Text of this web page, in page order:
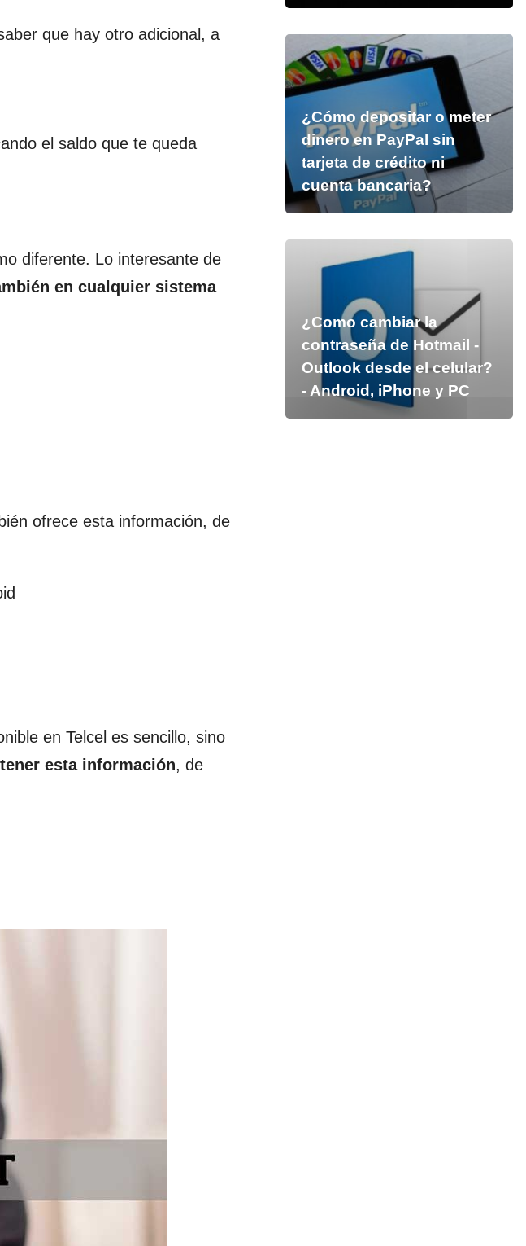
que hay otro adicional, a
el saldo que te queda
diferente. Lo interesante de
en cualquier sistema
ofrece esta información, de
en Telcel es sencillo, sino
esta información, de
¿Cómo depositar o meter
dinero en PayPal sin
tarjeta de crédito ni
cuenta bancaria?
¿Como cambiar la
contraseña de Hotmail -
Outlook desde el celular?
- Android, iPhone y PC